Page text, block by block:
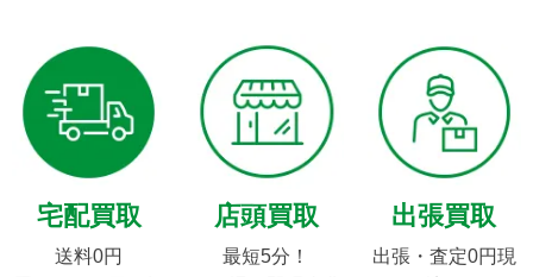
宅配買取
送料0円
店頭買取
最短5分！
出張買取
出張・査定0円現